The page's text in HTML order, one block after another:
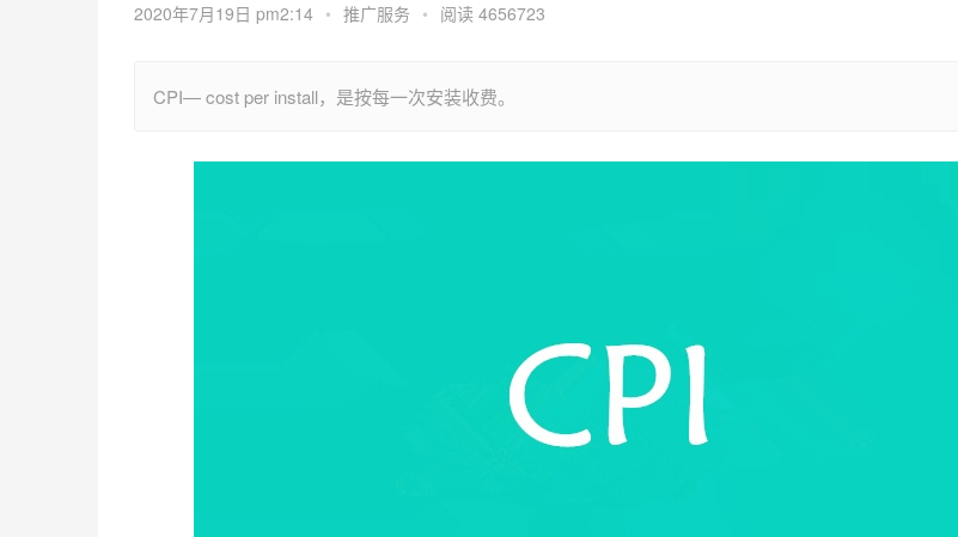
2020年7月19日 pm2:14 • 推广服务 • 阅读 4656723
CPI— cost per install，是按每一次安装收费。